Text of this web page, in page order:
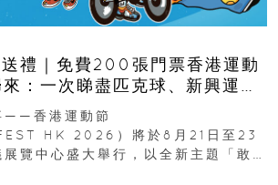
禮｜免費200張門票香港運動
：一次睇盡匹克球、新興運
逾百運動品牌展覽
——香港運動節
HK 2026）將於8月21日至23
覽中心盛大舉行，以全新主題「敢